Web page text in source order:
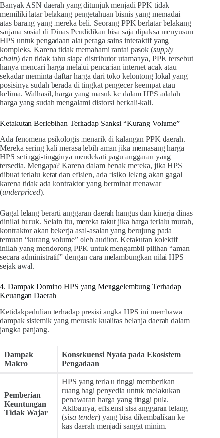
Banyak ASN daerah yang ditunjuk menjadi PPK tidak
memiliki latar belakang pengetahuan bisnis yang memadai
atas barang yang mereka beli. Seorang PPK berlatar belakang
sarjana sosial di Dinas Pendidikan bisa saja dipaksa menyusun
HPS untuk pengadaan alat peraga sains interaktif yang
kompleks. Karena tidak memahami rantai pasok (supply
chain) dan tidak tahu siapa distributor utamanya, PPK tersebut
hanya mencari harga melalui pencarian internet acak atau
sekadar meminta daftar harga dari toko kelontong lokal yang
posisinya sudah berada di tingkat pengecer keempat atau
kelima. Walhasil, harga yang masuk ke dalam HPS adalah
harga yang sudah mengalami distorsi berkali-kali.
Ketakutan Berlebihan Terhadap Sanksi “Kurang Volume”
Ada fenomena psikologis menarik di kalangan PPK daerah.
Mereka sering kali merasa lebih aman jika memasang harga
HPS setinggi-tingginya mendekati pagu anggaran yang
tersedia. Mengapa? Karena dalam benak mereka, jika HPS
dibuat terlalu ketat dan efisien, ada risiko lelang akan gagal
karena tidak ada kontraktor yang berminat menawar
(underpriced).
Gagal lelang berarti anggaran daerah hangus dan kinerja dinas
dinilai buruk. Selain itu, mereka takut jika harga terlalu murah,
kontraktor akan bekerja asal-asalan yang berujung pada
temuan “kurang volume” oleh auditor. Ketakutan kolektif
inilah yang mendorong PPK untuk mengambil pilihan “aman
secara administratif” dengan cara melambungkan nilai HPS
sejak awal.
4. Dampak Domino HPS yang Menggelembung Terhadap
Keuangan Daerah
Ketidakpedulian terhadap presisi angka HPS ini membawa
dampak sistemik yang merusak kualitas belanja daerah dalam
jangka panjang.
Dampak
Makro
Konsekuensi Nyata pada Ekosistem
Pengadaan
Pemberian
Keuntungan
Tidak Wajar
HPS yang terlalu tinggi memberikan
ruang bagi penyedia untuk melakukan
penawaran harga yang tinggi pula.
Akibatnya, efisiensi sisa anggaran lelang
(sisa tender) yang bisa dikembalikan ke
kas daerah menjadi sangat minim.